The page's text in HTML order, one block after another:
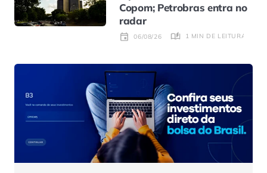
Copom; Petrobras entra no
radar
06/08/26 1 MIN DE LEITURA